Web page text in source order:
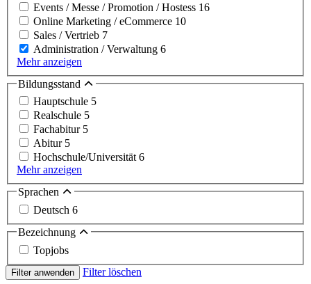
Events / Messe / Promotion / Hostess 16
Online Marketing / eCommerce 10
Sales / Vertrieb 7
Administration / Verwaltung 6
Mehr anzeigen
Bildungsstand
Hauptschule 5
Realschule 5
Fachabitur 5
Abitur 5
Hochschule/Universität6
Mehr anzeigen
Sprachen
Deutsch 6
Bezeichnung
Topjobs
Filter anwenden Filter löschen